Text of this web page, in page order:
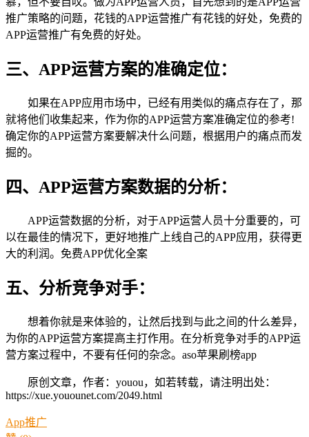
推广策略的问题，花钱的APP运营推广有花钱的好处，免费的
APP运营推广有免费的好处。
三、APP运营方案的准确定位：
如果在APP应用市场中，已经有用类似的痛点存在了，那
就将他们收集起来，作为你的APP运营方案准确定位的参考!
确定你的APP运营方案要解决什么问题，根据用户的痛点而发
掘的。
四、APP运营方案数据的分析：
APP运营数据的分析，对于APP运营人员十分重要的，可
以在最佳的情况下，更好地推广上线自己的APP应用，获得更
大的利润。免费APP优化全案
五、分析竞争对手：
想着你就是来体验的，让然后找到与此之间的什么差异，
为你的APP运营方案提高主打作用。在分析竞争对手的APP运
营方案过程中，不要有任何的杂念。aso苹果刷榜app
原创文章，作者：youou，如若转载，请注明出处：
https://xue.youounet.com/2049.html
App推广